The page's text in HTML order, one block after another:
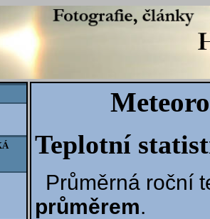
Teplotní
Průměrná roční
průměrem.